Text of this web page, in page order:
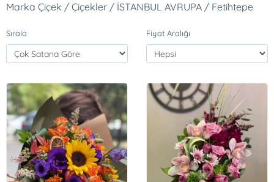
Marka Çiçek / Çiçekler / İSTANBUL AVRUPA / Fetihtepe
Sırala Fiyat Aralığı